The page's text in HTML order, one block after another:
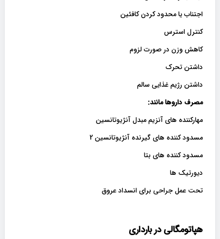
اجتناب یا محدود کردن کافئین
کنترل استرس
کاهش وزن در صورت لزوم
داشتن تحرک
داشتن رژیم غذایی سالم
مصرف داروها مانند:
مهارکننده های آنزیم مبدل آنژیوتانسین
مسدود کننده های گیرنده آنژیوتانسین 2
مسدود کننده های بتا
دیورتیک ها
تحت عمل جراحی برای انسداد عروق
هپاتومگالی در بارداری